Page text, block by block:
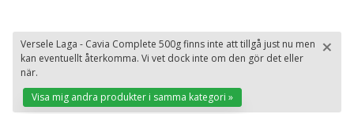
×
Versele Laga - Cavia Complete 500g finns inte att tillgå just nu men
kan eventuellt återkomma. Vi vet dock inte om den gör det eller
när.
Visa mig andra produkter i samma kategori »